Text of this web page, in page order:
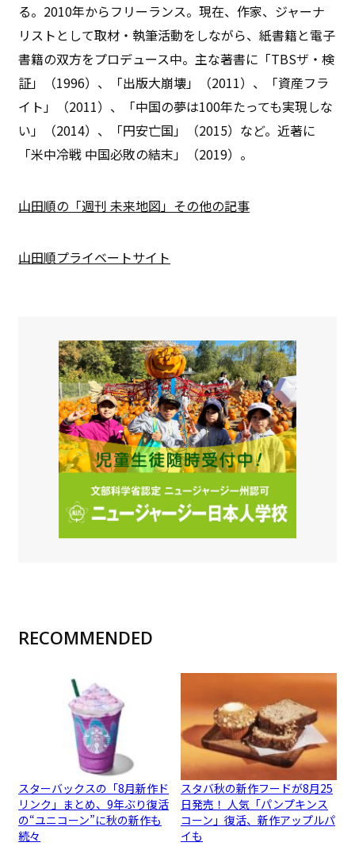
る。2010年からフリーランス。現在、作家、ジャーナ
リストとして取材・執筆活動をしながら、紙書籍と電子
書籍の双方をプロデュース中。主な著書に「TBSザ・検
証」（1996）、「出版大崩壊」（2011）、「資産フラ
イト」（2011）、「中国の夢は100年たっても実現しな
い」（2014）、「円安亡国」（2015）など。近著に
「米中冷戦 中国必敗の結末」（2019）。
山田順の「週刊 未来地図」その他の記事
山田順プライベートサイト
RECOMMENDED
スターバックスの「8月新作ド
リンク」まとめ、9年ぶり復活
の“ユニコーン”に秋の新作も
続々
スタバ秋の新作フードが8月25
日発売！ 人気「パンプキンス
コーン」復活、新作アップルパ
イも